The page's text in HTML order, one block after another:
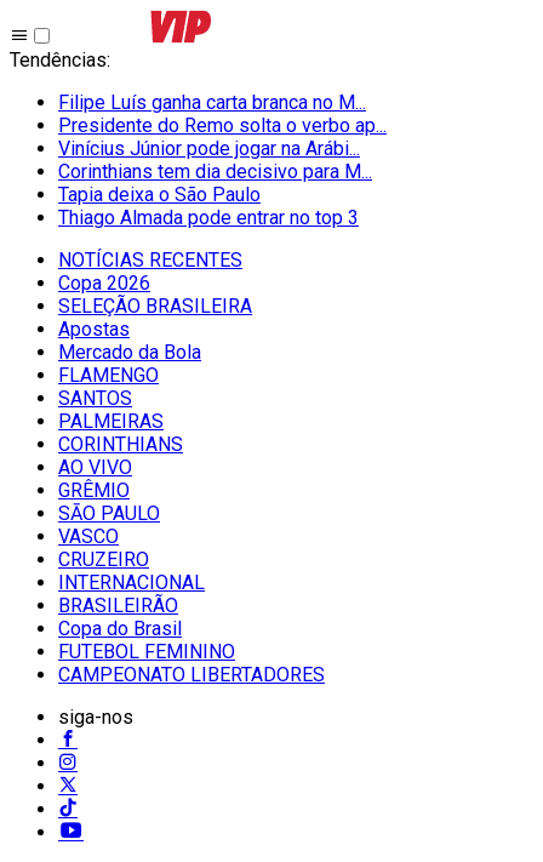
Tendências:
Filipe Luís ganha carta branca no M...
Presidente do Remo solta o verbo ap...
Vinícius Júnior pode jogar na Arábi...
Corinthians tem dia decisivo para M...
Tapia deixa o São Paulo
Thiago Almada pode entrar no top 3
NOTÍCIAS RECENTES
Copa 2026
SELEÇÃO BRASILEIRA
Apostas
Mercado da Bola
FLAMENGO
SANTOS
PALMEIRAS
CORINTHIANS
AO VIVO
GRÊMIO
SĀO PAULO
VASCO
CRUZEIRO
INTERNACIONAL
BRASILEIRÃO
Copa do Brasil
FUTEBOL FEMININO
CAMPEONATO LIBERTADORES
siga-nos